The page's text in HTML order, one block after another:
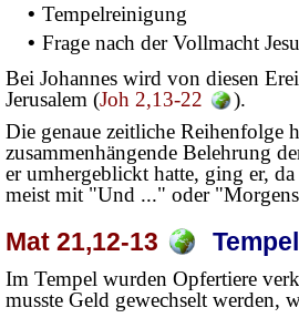
• Tempelreinigung
• Frage nach der Vollmacht Jesu
Bei Johannes wird von diesen
Jerusalem (Joh 2,13-22
).
Die genaue zeitliche Reihenfolge
zusammenhängende Belehrung
er umhergeblickt hatte, ging er,
meist mit "Und ..." oder
Mat 21,12-13
Im Tempel wurden Opfertiere
musste Geld gewechselt werden,